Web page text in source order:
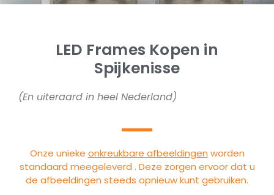
LED Frames Kopen in
Spijkenisse
(En uiteraard in heel Nederland)
Onze unieke onkreukbare afbeeldingen worden
standaard meegeleverd . Deze zorgen ervoor dat u
de afbeeldingen steeds opnieuw kunt gebruiken.